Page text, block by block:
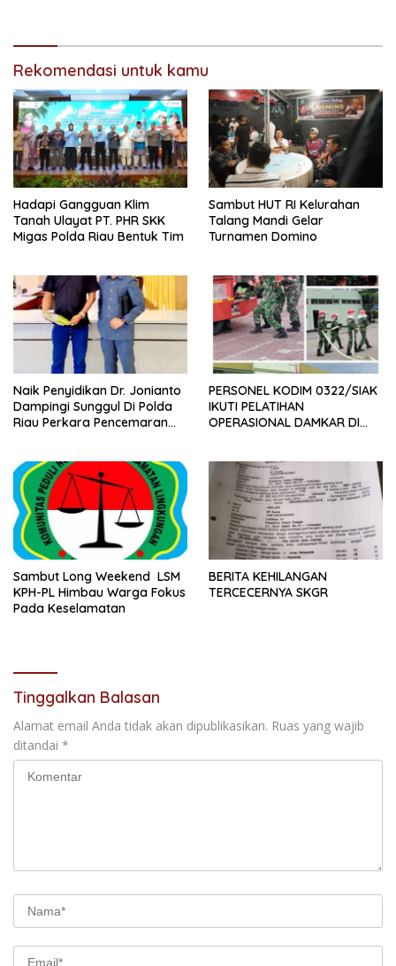
Rekomendasi untuk kamu
Hadapi Gangguan Klim
Tanah Ulayat PT. PHR SKK
Migas Polda Riau Bentuk Tim
Sambut HUT RI Kelurahan
Talang Mandi Gelar
Turnamen Domino
Naik Penyidikan Dr. Jonianto
Dampingi Sunggul Di Polda
Riau Perkara Pencemaran
PERSONEL KODIM 0322/SIAK
IKUTI PELATIHAN
OPERASIONAL DAMKAR DI
Sambut Long Weekend LSM
KPH-PL Himbau Warga Fokus
Pada Keselamatan
BERITA KEHILANGAN
TERCECERNYA SKGR
Tinggalkan Balasan
Alamat email Anda tidak akan dipublikasikan. Ruas yang wajib
ditandai *